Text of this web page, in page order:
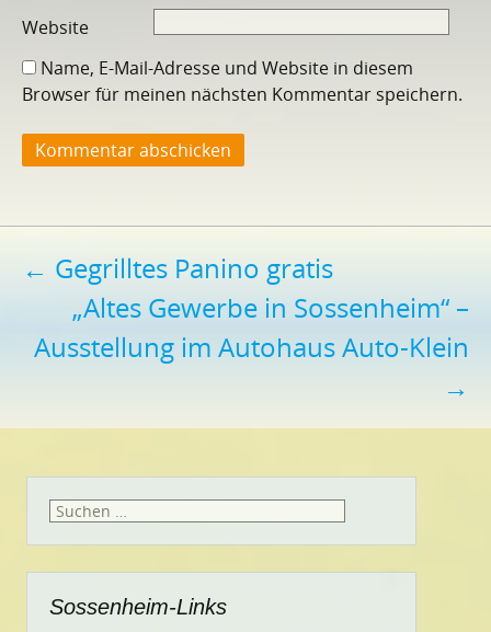
Website
Name, E-Mail-Adresse und Website in diesem
Browser für meinen nächsten Kommentar speichern.
Beitragsnavigation
← Gegrilltes Panino gratis
„Altes Gewerbe in Sossenheim“ –
Ausstellung im Autohaus Auto-Klein
→
Suchen
Sossenheim-Links